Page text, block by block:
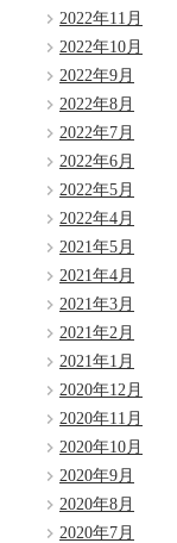
2022年11月
2022年10月
2022年9月
2022年8月
2022年7月
2022年6月
2022年5月
2022年4月
2021年5月
2021年4月
2021年3月
2021年2月
2021年1月
2020年12月
2020年11月
2020年10月
2020年9月
2020年8月
2020年7月